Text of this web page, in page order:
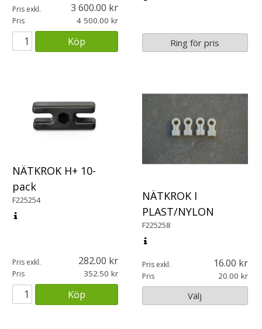
Pris exkl. 3 600.00
Pris 4 500.00
Köp Ring för pris
NÄTKROK H+ 10-
pack
F225254
Pris exkl. 282.00
Pris 352.50
Köp
NÄTKROK I
PLAST/NYLON
F225258
Pris exkl. 16.00
Pris 20.00
Välj